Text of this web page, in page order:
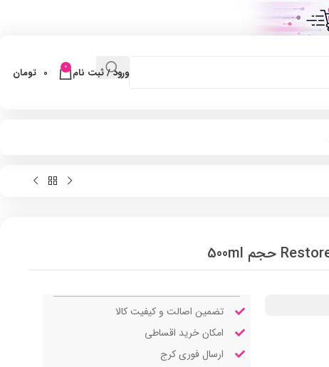
ورود / ثبت نام 0
0 تومان
تضمین اصالت و کیفیت کالا
امکان خرید اقساطی
ارسال فوری کرج